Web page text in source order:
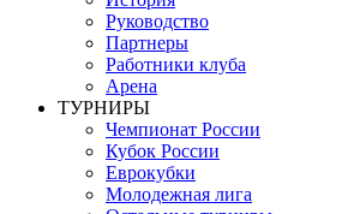
Руководство
Партнеры
Работники клуба
Арена
ТУРНИРЫ
Чемпионат России
Кубок России
Еврокубки
Молодежная лига